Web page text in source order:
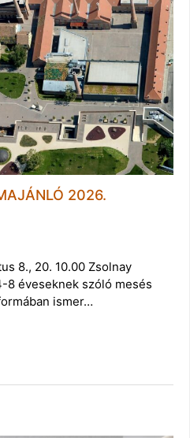
2026.
8., 20. 10.00 Zsolnay
8 éveseknek szóló mesés
ismer…